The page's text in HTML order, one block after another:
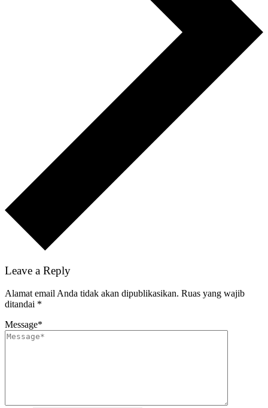
Leave a Reply
Alamat email Anda tidak akan dipublikasikan. Ruas yang wajib
ditandai *
Message*